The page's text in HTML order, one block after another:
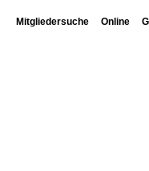
Mitgliedersuche Online